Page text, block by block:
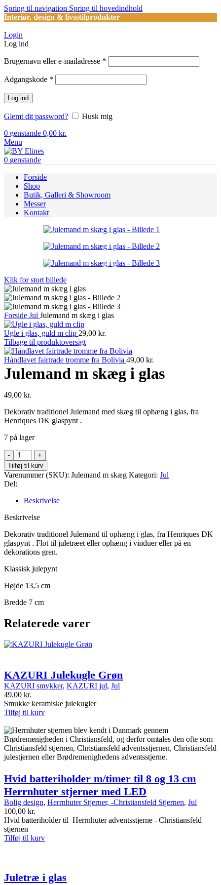
Spring til navigation Spring til hovedindhold
Interiør, design & livsstilprodukter
Login
Log ind
Brugernavn eller e-mailadresse *
Adgangskode *
Log ind
Glemt dit password?
Husk mig
0 genstande 0,00 kr.
Menu
0 genstande
Forside
Shop
Butik, Galleri & Showroom
Messer
Kontakt
Klik for stort billede
Forside Jul Julemand m skæg i glas
Ugle i glas, guld m clip 29,00 kr.
Tilbage til produktoversigt
Håndlavet fairtrade tromme fra Bolivia 49,00 kr.
Julemand m skæg i glas
49,00 kr.
Dekorativ traditionel Julemand med skæg til ophæng i glas, fra
Henriques DK glaspynt .
7 på lager
Julemand
m
skæg
i
glas
antal
Tilføj til kurv
Varenummer (SKU): Julemand m skæg Kategori: Jul
Del:
Beskrivelse
Beskrivelse
Dekorativ traditionel Julemand til ophæng i glas, fra Henriques DK
glaspynt . Flot til juletræet eller ophæng i vinduer eller på en
dekorations gren.
Klassisk julepynt
Højde 13,5 cm
Bredde 7 cm
Relaterede varer
KAZURI Julekugle Grøn
KAZURI smykker, KAZURI jul, Jul
49,00 kr.
Smukke keramiske julekugler
Tilføj til kurv
Hvid batteriholder m/timer til 8 og 13 cm
Herrnhuter stjerner med LED
Bolig design, Herrnhuter Stjerner, -Christiansfeld Stjernen, Jul
100,00 kr.
Hvid batteriholder til Herrnhuter adventsstjerne - Christiansfeld
stjernen
Tilføj til kurv
Juletræ i glas